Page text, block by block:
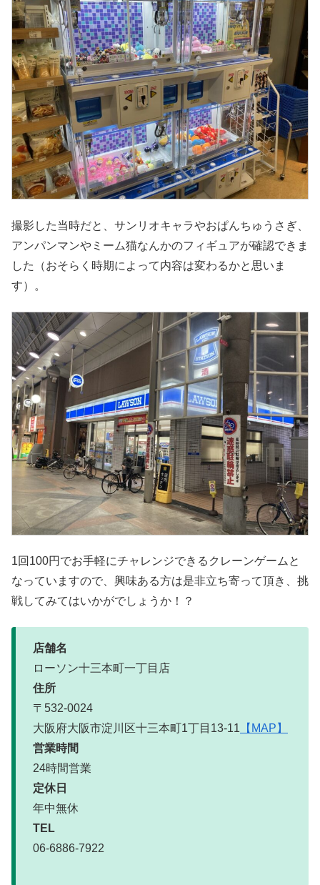
撮影した当時だと、サンリオキャラやおぱんちゅうさぎ、
アンパンマンやミーム猫なんかのフィギュアが確認できま
した（おそらく時期によって内容は変わるかと思いま
す）。
1回100円でお手軽にチャレンジできるクレーンゲームと
なっていますので、興味ある方は是非立ち寄って頂き、挑
戦してみてはいかがでしょうか！？
店舗名
ローソン十三本町一丁目店
住所
〒532-0024
大阪府大阪市淀川区十三本町1丁目13-11 【MAP】
営業時間
24時間営業
定休日
年中無休
TEL
06-6886-7922